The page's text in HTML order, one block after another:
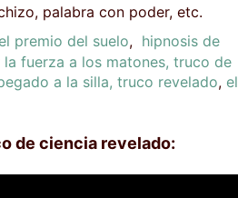
palabra con poder, etc.
premio del suelo, hipnosis de
fuerza a los matones, truco de
a la silla, truco revelado, el
de ciencia revelado: